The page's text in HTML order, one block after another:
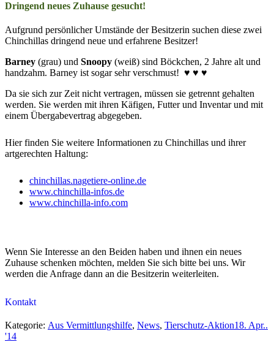
Dringend neues Zuhause gesucht!
Aufgrund persönlicher Umstände der Besitzerin suchen diese zwei
Chinchillas dringend neue und erfahrene Besitzer!
Barney (grau) und Snoopy (weiß) sind Böckchen, 2 Jahre alt und
handzahm. Barney ist sogar sehr verschmust! ♥ ♥ ♥
Da sie sich zur Zeit nicht vertragen, müssen sie getrennt gehalten
werden. Sie werden mit ihren Käfigen, Futter und Inventar und mit
einem Übergabevertrag abgegeben.
Hier finden Sie weitere Informationen zu Chinchillas und ihrer
artgerechten Haltung:
chinchillas.nagetiere-online.de
www.chinchilla-infos.de
www.chinchilla-info.com
Wenn Sie Interesse an den Beiden haben und ihnen ein neues
Zuhause schenken möchten, melden Sie sich bitte bei uns. Wir
werden die Anfrage dann an die Besitzerin weiterleiten.
Kontakt
Kategorie: Aus Vermittlungshilfe, News, Tierschutz-Aktion18. Apr..
'14